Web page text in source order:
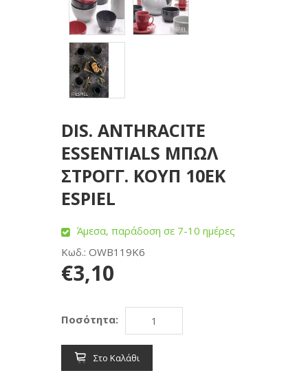
DIS. ANTHRACITE
ESSENTIALS ΜΠΩΛ
ΣΤΡΟΓΓ. ΚΟΥΠ 10ΕΚ
ESPIEL
Άμεσα, παράδοση σε 7-10 ημέρες
Κωδ.: OWB119K6
€3,10
Ποσότητα:
Στο Καλάθι